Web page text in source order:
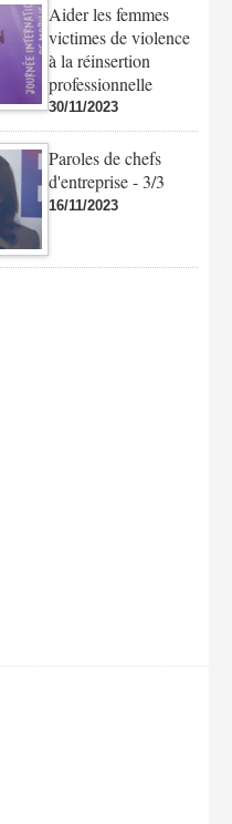
Aider les femmes
victimes de violence
à la réinsertion
professionnelle
30/11/2023
Paroles de chefs
d'entreprise - 3/3
16/11/2023